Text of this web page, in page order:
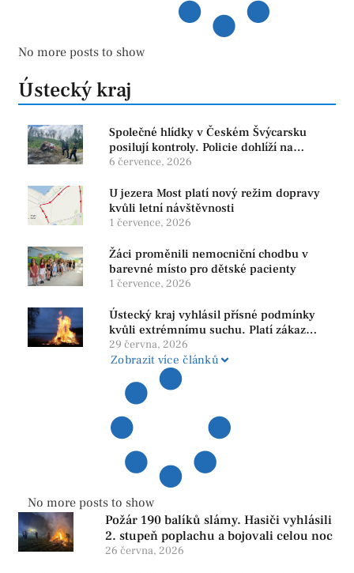
No more posts to show
Ústecký kraj
Společné hlídky v Českém Švýcarsku
posilují kontroly. Policie dohlíží na
bezpečnost i ochranu přírody
6 července, 2026
U jezera Most platí nový režim dopravy
kvůli letní návštěvnosti
1 července, 2026
Žáci proměnili nemocniční chodbu v
barevné místo pro dětské pacienty
1 července, 2026
Ústecký kraj vyhlásil přísné podmínky
kvůli extrémnímu suchu. Platí zákaz
ohňů i pyrotechniky
29 června, 2026
Zobrazit více článků
No more posts to show
Požár 190 balíků slámy. Hasiči vyhlásili
2. stupeň poplachu a bojovali celou noc
26 června, 2026